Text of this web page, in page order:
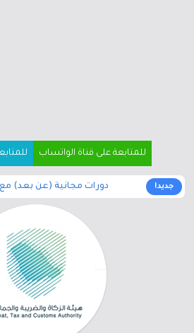
للمتابعة على قناة الواتساب
جديد! دورات مجانية (عن بعد)